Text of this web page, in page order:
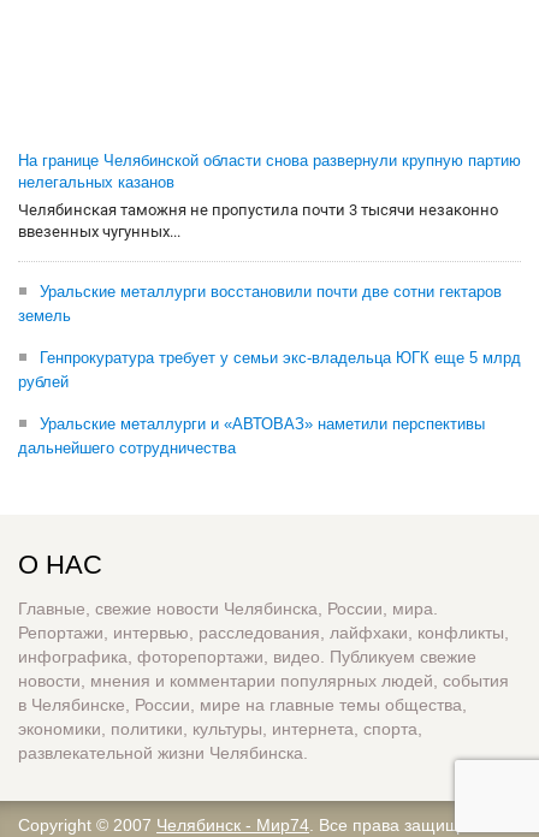
На границе Челябинской области снова развернули крупную партию
нелегальных казанов
Челябинская таможня не пропустила почти 3 тысячи незаконно
ввезенных чугунных...
Уральские металлурги восстановили почти две сотни гектаров
земель
Генпрокуратура требует у семьи экс-владельца ЮГК еще 5 млрд
рублей
Уральские металлурги и «АВТОВАЗ» наметили перспективы
дальнейшего сотрудничества
О НАС
Главные, свежие новости Челябинска, России, мира.
Репортажи, интервью, расследования, лайфхаки, конфликты,
инфографика, фоторепортажи, видео. Публикуем свежие
новости, мнения и комментарии популярных людей, события
в Челябинске, России, мире на главные темы общества,
экономики, политики, культуры, интернета, спорта,
развлекательной жизни Челябинска.
Copyright © 2007 Челябинск - Мир74 . Все права защищены.